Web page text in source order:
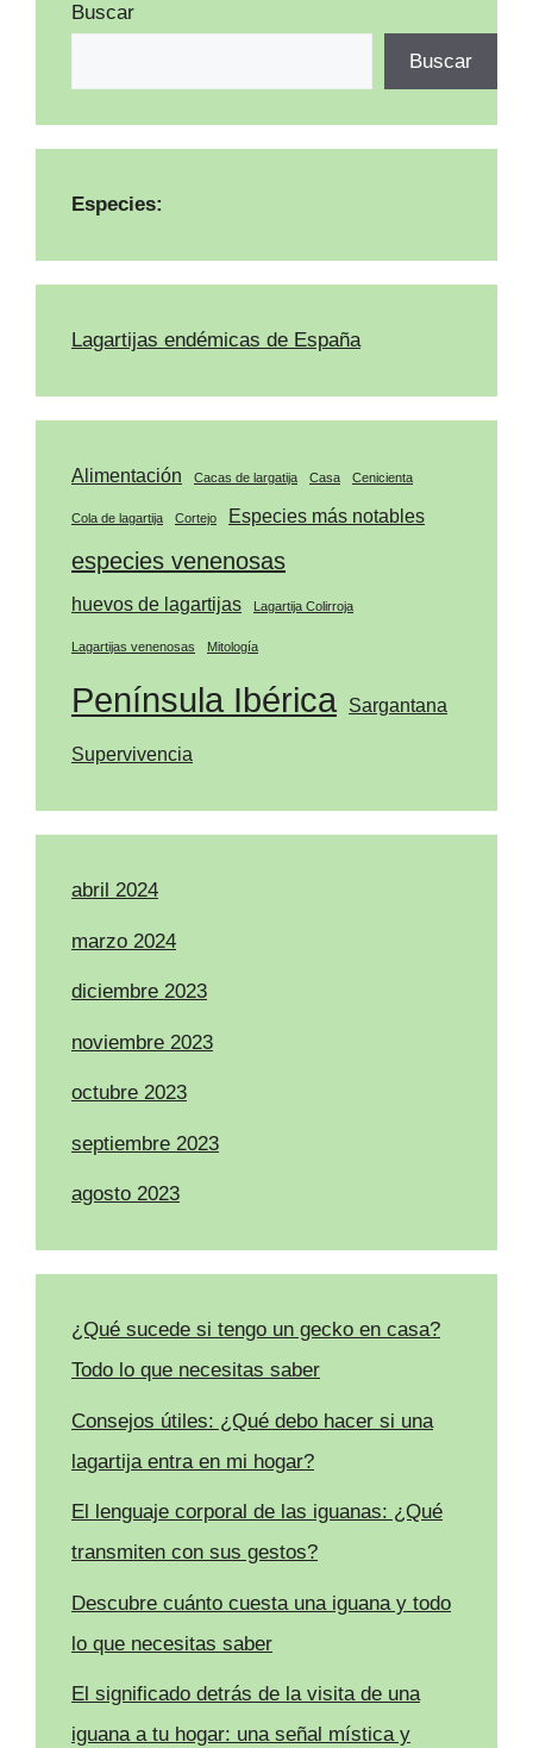
Buscar
Buscar
Especies:
Lagartijas endémicas de España
Alimentación Cacas de largatija Casa Cenicienta
Cola de lagartija Cortejo Especies más notables
especies venenosas
huevos de lagartijas Lagartija Colirroja
Lagartijas venenosas Mitología
Península Ibérica Sargantana
Supervivencia
abril 2024
marzo 2024
diciembre 2023
noviembre 2023
octubre 2023
septiembre 2023
agosto 2023
¿Qué sucede si tengo un gecko en casa?
Todo lo que necesitas saber
Consejos útiles: ¿Qué debo hacer si una
lagartija entra en mi hogar?
El lenguaje corporal de las iguanas: ¿Qué
transmiten con sus gestos?
Descubre cuánto cuesta una iguana y todo
lo que necesitas saber
El significado detrás de la visita de una
iguana a tu hogar: una señal mística y